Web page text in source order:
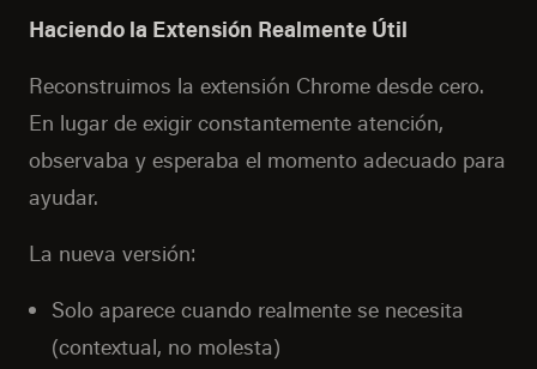
Haciendo la Extensión Realmente Útil
Reconstruimos la extensión Chrome desde cero.
En lugar de exigir constantemente atención,
observaba y esperaba el momento adecuado para
ayudar.
La nueva versión:
Solo aparece cuando realmente se necesita
(contextual, no molesta)